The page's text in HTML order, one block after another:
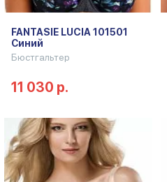
FANTASIE LUCIA 101501
Синий
Бюстгальтер
11 030 р.